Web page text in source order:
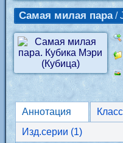
Самая милая пара/
Аннотация
Изд.серии (1)